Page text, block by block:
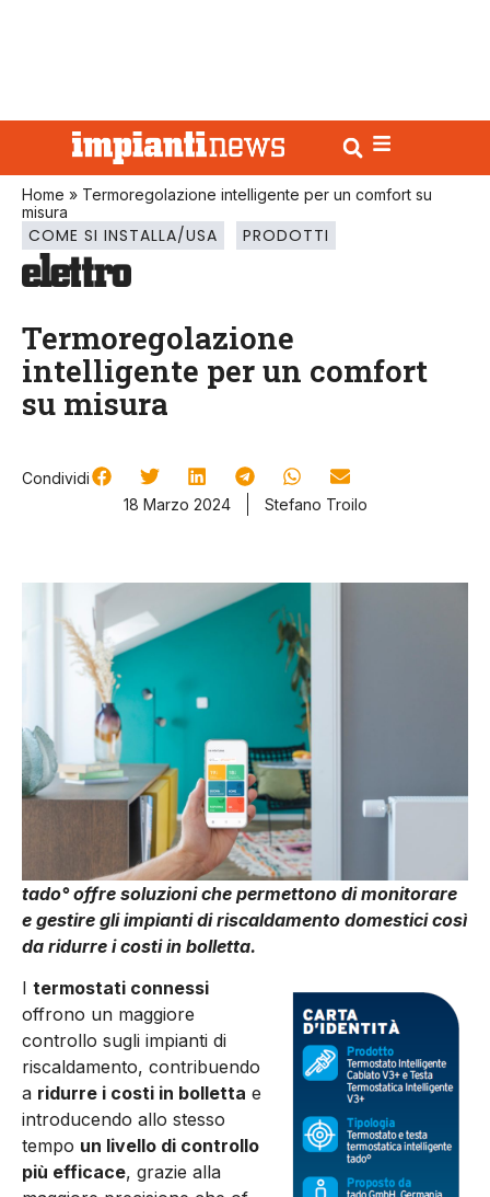
Home » Termoregolazione intelligente per un comfort su
misura
COME SI INSTALLA/USA PRODOTTI
Termoregolazione
intelligente per un comfort
su misura
Condividi
18 Marzo 2024
Stefano Troilo
tado° offre soluzioni che permettono di monitorare
e gestire gli impianti di riscaldamento domestici così
da ridurre i costi in bolletta.
I termostati connessi
offrono un maggiore
controllo su­gli impianti di
riscaldamen­to, contribuendo
a ridurre i costi in bolletta e
introducen­do allo stesso
tempo un livello di controllo
più efficace, grazie alla